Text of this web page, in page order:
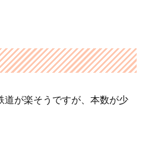
楚雄
19:30(过路车)
60元
55元
中型中级
10:15
道が楽そうですが、本数が少